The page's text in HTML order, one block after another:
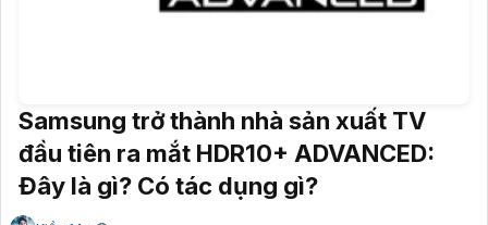
Samsung trở thành nhà sản xuất TV
đầu tiên ra mắt HDR10+ ADVANCED:
Đây là gì? Có tác dụng gì?